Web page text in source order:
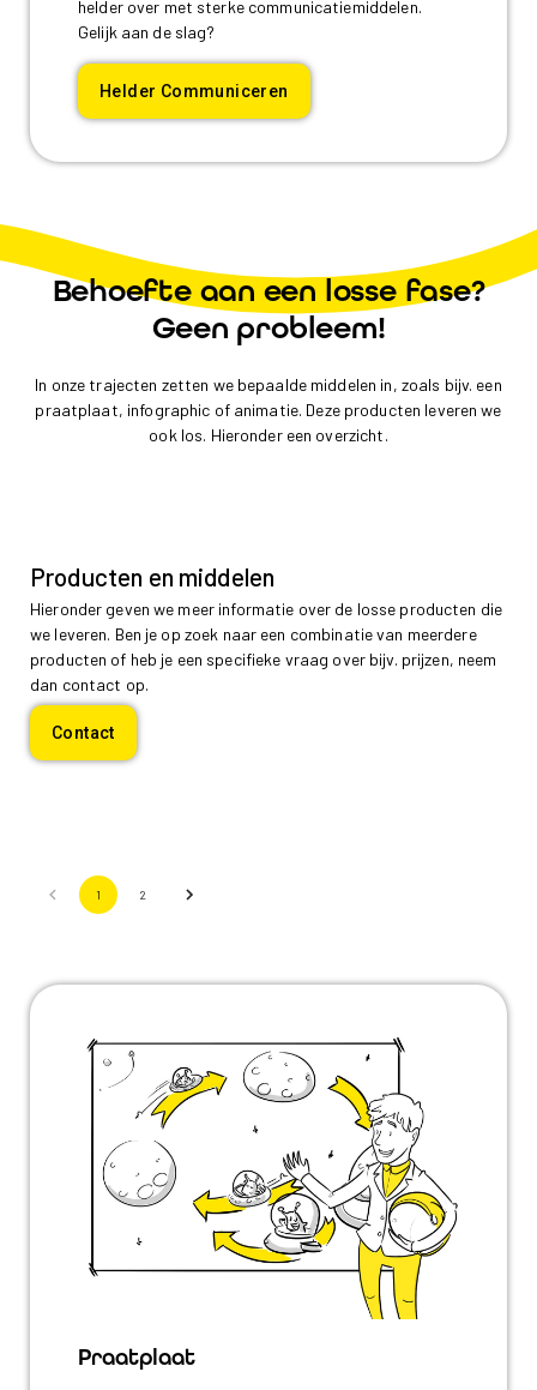
helder over met sterke communicatiemiddelen.
Gelijk aan de slag?
Helder Communiceren
Behoefte aan een losse fase?
Geen probleem!
In onze trajecten zetten we bepaalde middelen in, zoals bijv. een
praatplaat, infographic of animatie. Deze producten leveren we
ook los. Hieronder een overzicht.
Producten en middelen
Hieronder geven we meer informatie over de losse producten die
we leveren. Ben je op zoek naar een combinatie van meerdere
producten of heb je een specifieke vraag over bijv. prijzen, neem
dan contact op.
Contact
1 2
Praatplaat